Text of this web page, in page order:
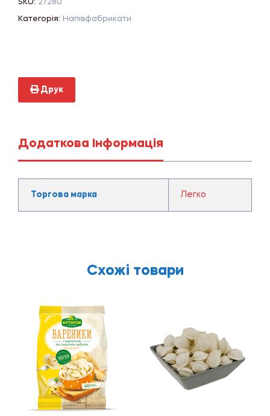
SKU: 27280
Категорія: Напівфабрикати
Друк
Додаткова Інформація
Торгова марка Легко
Схожі товари